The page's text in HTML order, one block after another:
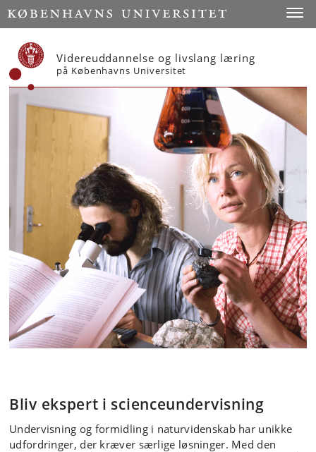
Start
Videreuddannelse og livslang læring
på Københavns Universitet
Naturfagenes didaktik
Lær om naturfagsdidaktik, naturvidenskabelig
forskning og videnskabsteori.
Bliv ekspert i scienceundervisning
Undervisning og formidling i naturvidenskab har unikke
udfordringer, der kræver særlige løsninger. Med den